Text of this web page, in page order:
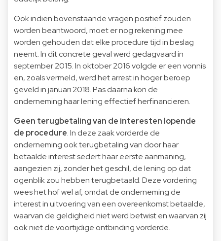
Ook indien bovenstaande vragen positief zouden
worden beantwoord, moet er nog rekening mee
worden gehouden dat elke procedure tijd in beslag
neemt. In dit concrete geval werd gedagvaard in
september 2015. In oktober 2016 volgde er een vonnis
en, zoals vermeld, werd het arrest in hoger beroep
geveld in januari 2018. Pas daarna kon de
onderneming haar lening effectief herfinancieren.
Geen terugbetaling van de interesten lopende
de procedure. In deze zaak vorderde de
onderneming ook terugbetaling van door haar
betaalde interest sedert haar eerste aanmaning,
aangezien zij, zonder het geschil, de lening op dat
ogenblik zou hebben terugbetaald. Deze vordering
wees het hof wel af, omdat de onderneming de
interest in uitvoering van een overeenkomst betaalde,
waarvan de geldigheid niet werd betwist en waarvan zij
ook niet de voortijdige ontbinding vorderde.